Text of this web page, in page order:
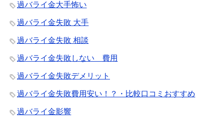
過バライ金大手怖い
過バライ金失敗 大手
過バライ金失敗 相談
過バライ金失敗しない 費用
過バライ金失敗デメリット
過バライ金失敗費用安い！？・比較口コミおすすめ
過バライ金影響